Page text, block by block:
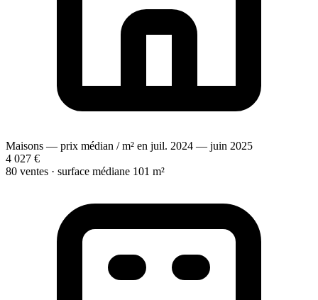
Maisons — prix médian / m² en juil. 2024 — juin 2025
4 027 €
80 ventes · surface médiane 101 m²